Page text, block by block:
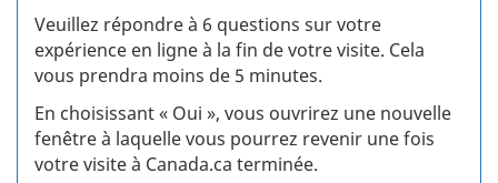
Veuillez répondre à 6 questions sur votre
expérience en ligne à la fin de votre visite. Cela
vous prendra moins de 5 minutes.
En choisissant « Oui », vous ouvrirez une nouvelle
fenêtre à laquelle vous pourrez revenir une fois
votre visite à Canada.ca terminée.